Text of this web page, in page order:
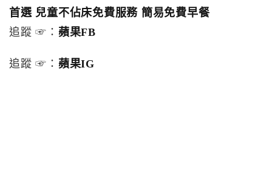
首選 兒童不佔床免費服務 簡易免費早餐
追蹤 ☞： 蘋果FB
追蹤 ☞： 蘋果IG